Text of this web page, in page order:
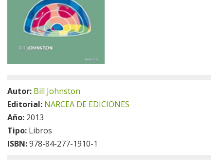
Autor: Bill Johnston
Editorial: NARCEA DE EDICIONES
Año: 2013
Tipo: Libros
ISBN:978-84-277-1910-1